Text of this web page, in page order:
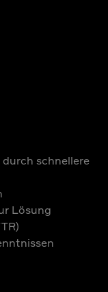
schnellere
Lösung